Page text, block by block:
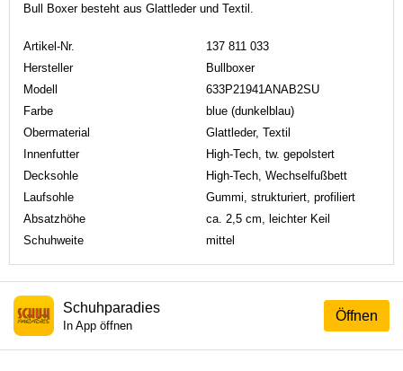
Bull Boxer besteht aus Glattleder und Textil.
Artikel-Nr.
137 811 033
Hersteller
Bullboxer
Modell
633P21941ANAB2SU
Farbe
blue (dunkelblau)
Obermaterial
Glattleder, Textil
Innenfutter
High-Tech, tw. gepolstert
Decksohle
High-Tech, Wechselfußbett
Laufsohle
Gummi, strukturiert, profiliert
Absatzhöhe
ca. 2,5 cm, leichter Keil
Schuhweite
mittel
Öffnen
Schuhparadies
In App öffnen